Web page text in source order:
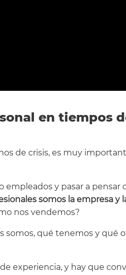
en tiempos
de crisis, es muy
empleados y pasar a pensar
somos la empresa y
nos vendemos?
somos, qué tenemos y qué
experiencia, y hay que